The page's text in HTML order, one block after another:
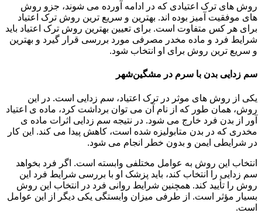
روش های ترک اعتیادی که در ادامه آورده می شوند، جزو روش
های موفقیت آمیز بوده اند. بهترین و سریع ترین روش ترک اعتیاد
برای هر کس متفاوت است. برای تعیین بهترین روش ترک اعتیاد باید
شرایط فرد و ماده مخدر مصرفی مورد بررسی قرار گیرد و بهترین
و سریع ترین روش برای او انتخاب شود.
سم زدایی بدن با سرم در مشگین‌شهر
یکی از روش های موثر در ترک اعتیاد، سم زدایی است. در این
روش، همان طور که از نام آن می توان برداشت کرد، ماده ی اعتیاد
آور از بدن فرد خارج می شود. در نتیجه سم زدایی اثرات ماده ی
مخدری که در بدن متابولیزه شده است، کاهش پیدا می کند. این کار
در شرایطی ایمن و بدون خطر انجام می شود.
انتخاب این روش به عوامل مختلفی وابسته است. اگر فرد بخواهد
سم زدایی را انتخاب کند، باید پزشک او با بررسی شرایط فرد این
روش را تأیید کند. همچنین شرایط روانی فرد در انتخاب این روش
بسیار مؤثر است. از طرفی میزان وابستگی یکی دیگر از این عوامل
است.